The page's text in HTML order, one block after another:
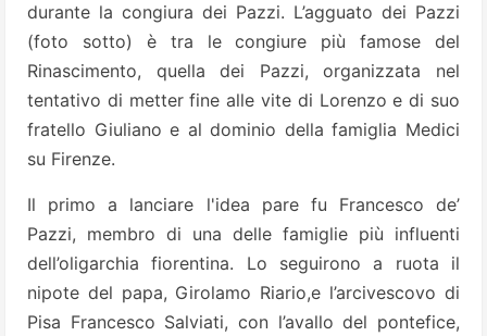
durante la congiura dei Pazzi. L’agguato dei Pazzi
(foto sotto) è tra le congiure più famose del
Rinascimento, quella dei Pazzi, organizzata nel
tentativo di metter fine alle vite di Lorenzo e di suo
fratello Giuliano e al dominio della famiglia Medici
su Firenze.
Il primo a lanciare l'idea pare fu Francesco de’
Pazzi, membro di una delle famiglie più influenti
dell’oligarchia fiorentina. Lo seguirono a ruota il
nipote del papa, Girolamo Riario,e l’arcivescovo di
Pisa Francesco Salviati, con l’avallo del pontefice,